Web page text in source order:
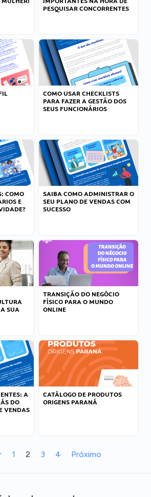
PESQUISAR CONCORRENTES
COMO USAR CHECKLISTS
PARA FAZER A GESTÃO DOS
SEUS FUNCIONÁRIOS
COMO
E
SAIBA COMO ADMINISTRAR O
SEU PLANO DE VENDAS COM
SUCESSO
SUA
TRANSIÇÃO DO NEGÓCIO
FÍSICO PARA O MUNDO
ONLINE
A
DO
VENDAS
CATÁLOGO DE PRODUTOS
ORIGENS PARANÁ
1 2 3 4 Próximo